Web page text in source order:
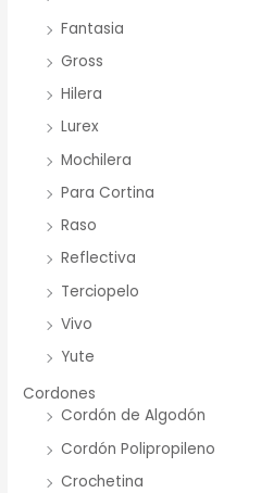
Fantasia
Gross
Hilera
Lurex
Mochilera
Para Cortina
Raso
Reflectiva
Terciopelo
Vivo
Yute
Cordones
Cordón de Algodón
Cordón Polipropileno
Crochetina